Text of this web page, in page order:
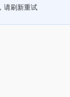
请刷新重试